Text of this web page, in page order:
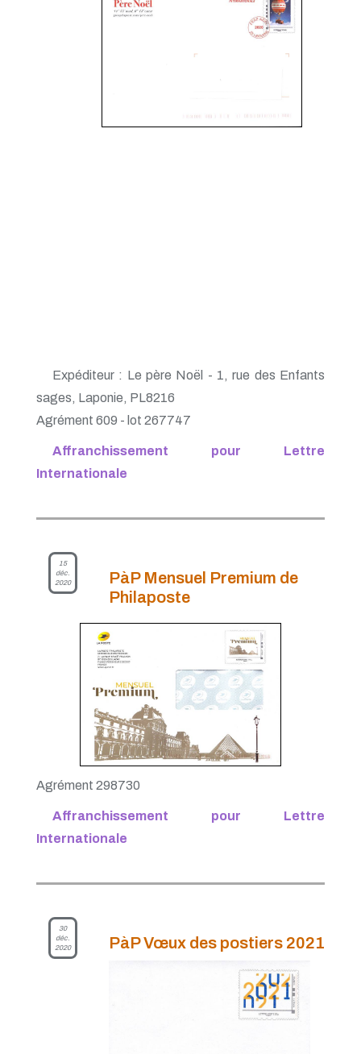
PàP - Mars 2020
Expéditeur : Le père Noël - 1, rue des Enfants
sages, Laponie, PL8216
Agrément 609 - lot 267747
Affranchissement pour Lettre
Internationale
15
déc.
2020
PàP Mensuel Premium de
Philaposte
Agrément 298730
Affranchissement pour Lettre
Internationale
30
déc.
2020
PàP Vœux des postiers 2021